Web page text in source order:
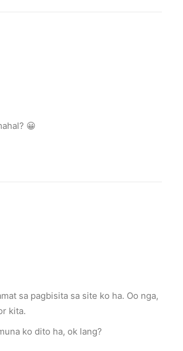
😀
sa pagbisita sa site ko ha. Oo nga,
kita.
ko dito ha, ok lang?